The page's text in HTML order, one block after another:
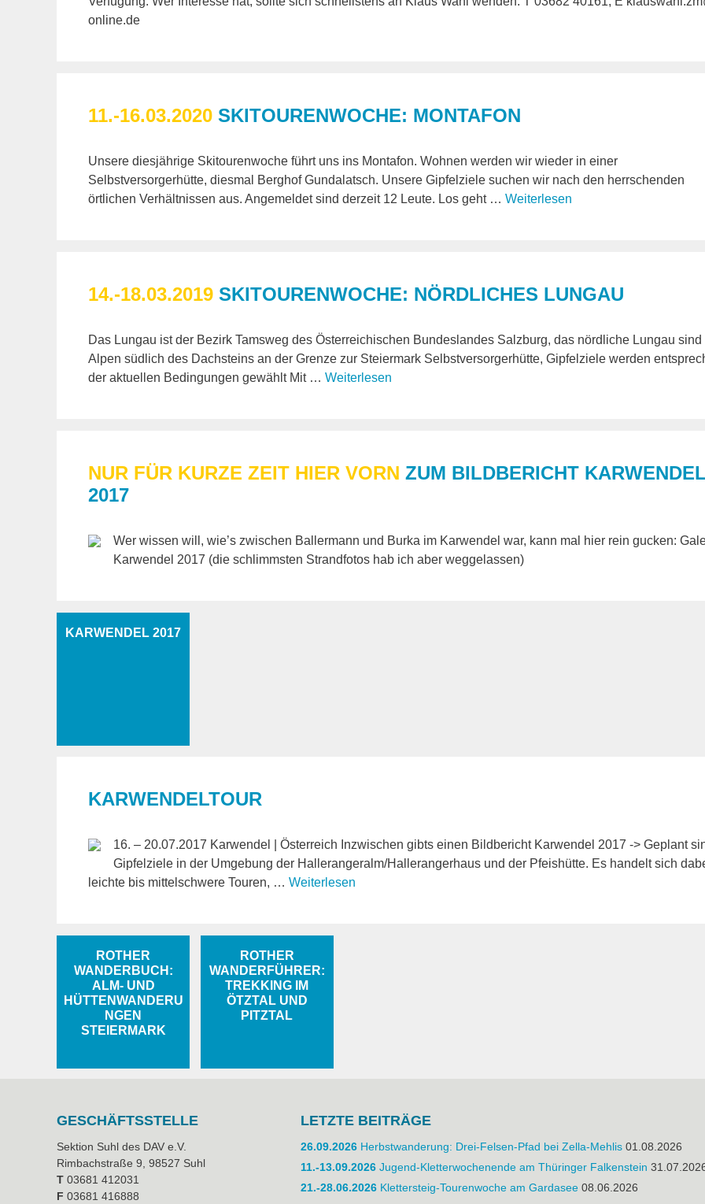
online.de
11.-16.03.2020 SKITOURENWOCHE: MONTAFON
Unsere diesjährige Skitourenwoche führt uns ins Montafon. Wohnen werden wir wieder in einer
Selbstversorgerhütte, diesmal Berghof Gundalatsch. Unsere Gipfelziele suchen wir nach den herrschenden
örtlichen Verhältnissen aus. Angemeldet sind derzeit 12 Leute. Los geht … Weiterlesen
14.-18.03.2019 SKITOURENWOCHE: NÖRDLICHES LUNGAU
Das Lungau ist der Bezirk Tamsweg des Österreichischen Bundeslandes Salzburg, das nördliche Lungau sind
Alpen südlich des Dachsteins an der Grenze zur Steiermark Selbstversorgerhütte, Gipfelziele werden
der aktuellen Bedingungen gewählt Mit … Weiterlesen
NUR FÜR KURZE ZEIT HIER VORN ZUM BILDBERICHT
2017
Wer wissen will, wie’s zwischen Ballermann und Burka im Karwendel war, kann mal hier rein gucken:
Karwendel 2017 (die schlimmsten Strandfotos hab ich aber weggelassen)
KARWENDEL 2017
KARWENDELTOUR
16. – 20.07.2017 Karwendel | Österreich Inzwischen gibts einen Bildbericht Karwendel 2017 -> Geplant
Gipfelziele in der Umgebung der Hallerangeralm/Hallerangerhaus und der Pfeishütte. Es handelt sich
leichte bis mittelschwere Touren, … Weiterlesen
ROTHER
WANDERBUCH:
ALM- UND
HÜTTENWANDERU
NGEN
STEIERMARK
ROTHER
WANDERFÜHRER:
TREKKING IM
ÖTZTAL UND
PITZTAL
GESCHÄFTSSTELLE
Sektion Suhl des DAV e.V.
Rimbachstraße 9, 98527 Suhl
T 03681 412031
F 03681 416888
LETZTE BEITRÄGE
26.09.2026 Herbstwanderung: Drei-Felsen-Pfad bei Zella-Mehlis 01.08.2026
11.-13.09.2026 Jugend-Kletterwochenende am Thüringer Falkenstein
21.-28.06.2026 Klettersteig-Tourenwoche am Gardasee 08.06.2026